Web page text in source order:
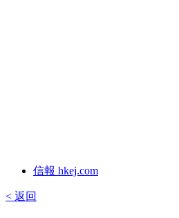
信報 hkej.com
< 返回